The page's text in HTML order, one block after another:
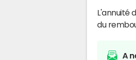
L'annuité
du
A